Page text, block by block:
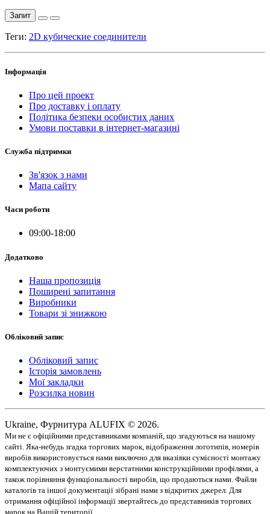
Запит
Теги: 2D кубические соединители
Інформація
Про цей проект
Про доставку і оплату
Політика безпеки особистих даних
Умови поставки в інтернет-магазині
Служба підтримки
Зв'язок з нами
Мапа сайту
Часи роботи
09:00-18:00
Додатково
Наша пропозиція
Поширені запитання
Виробники
Товари зі знижкою
Обліковий запис
Обліковий запис
Історія замовлень
Мої закладки
Розсилка новин
Ukraine, Фурнитура ALUFIX © 2026.
Ми не є офіційними представниками компаній, що згадуються на нашому
сайті. Яка-небудь згадка торгових марок, відображення логотипів, номерів
виробів використовується нами виключно для вказівки сумісності монтажу
комплектуючих з монтуємими верстатними конструкційними профілями, а
також порівняння функціональності виробів, що продаються нами. Файли
каталогів та іншої документації зібрані нами з відкритих джерел. Для
отримання офіційної інформації звертайтесь до представників торгових
марок на Вашій території.